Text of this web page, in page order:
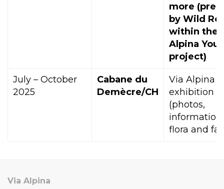
more
by Wild
within the
Alpina
project)
July – October
2025
Cabane du
Demècre/CH
Via Alpina
exhibition
(photos,
information
flora and
Via Alpina